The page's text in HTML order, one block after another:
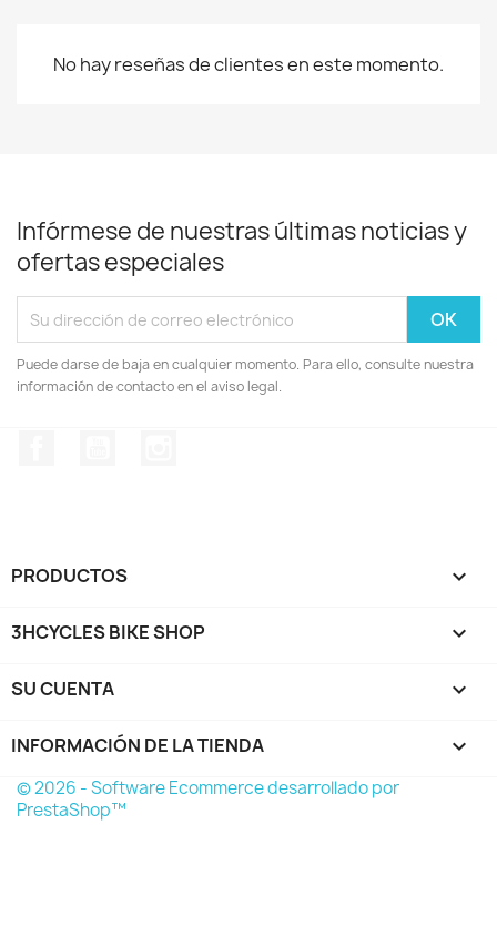
No hay reseñas de clientes en este momento.
Infórmese de nuestras últimas noticias y
ofertas especiales
Puede darse de baja en cualquier momento. Para ello, consulte nuestra
información de contacto en el aviso legal.
PRODUCTOS 
3HCYCLES BIKE SHOP 
SU CUENTA 
INFORMACIÓN DE LA TIENDA keyboard_arrow_down
© 2026 - Software Ecommerce desarrollado por
PrestaShop™